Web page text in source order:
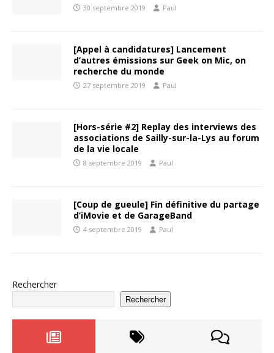
30 septembre 2019 Paul
[Appel à candidatures] Lancement
d’autres émissions sur Geek on Mic, on
recherche du monde
27 septembre 2019 Paul
[Hors-série #2] Replay des interviews des
associations de Sailly-sur-la-Lys au forum
de la vie locale
8 septembre 2019 Paul
[Coup de gueule] Fin définitive du partage
d’iMovie et de GarageBand
4 septembre 2019 Paul
Rechercher
Rechercher